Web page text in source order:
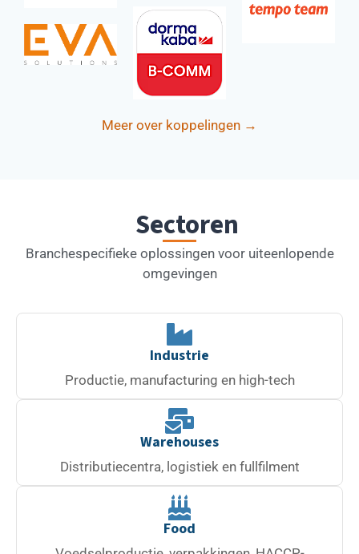
Meer over koppelingen →
Sectoren
Branchespecifieke oplossingen voor uiteenlopende
omgevingen
Industrie
Productie, manufacturing en high-tech
Warehouses
Distributiecentra, logistiek en fullfilment
Food